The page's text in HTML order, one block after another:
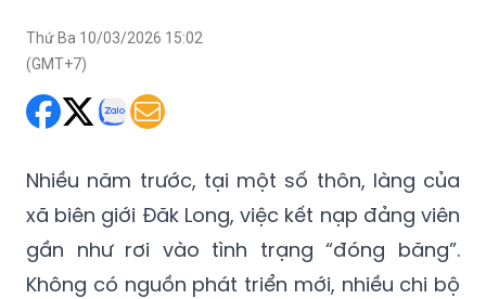
Thứ Ba 10/03/2026 15:02
(GMT+7)
Nhiều năm trước, tại một số thôn, làng của
xã biên giới Đăk Long, việc kết nạp đảng viên
gần như rơi vào tình trạng “đóng băng”.
Không có nguồn phát triển mới, nhiều chi bộ